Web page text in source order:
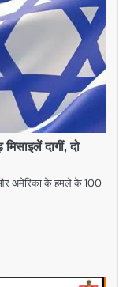
दागीं, दो
और अमेरिका के हमले के 100